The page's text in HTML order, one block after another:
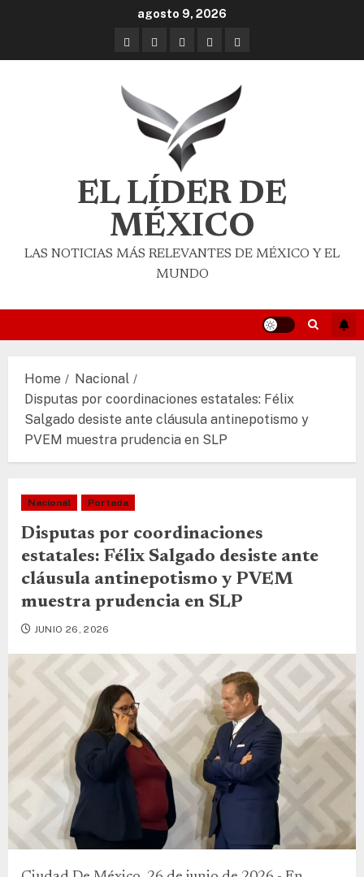
agosto 9, 2026
EL LÍDER DE
MÉXICO
LAS NOTICIAS MÁS RELEVANTES DE MÉXICO Y EL
MUNDO
Home
Nacional
Disputas por coordinaciones estatales: Félix
Salgado desiste ante cláusula antinepotismo y
PVEM muestra prudencia en SLP
Nacional Portada
Disputas por coordinaciones
estatales: Félix Salgado desiste ante
cláusula antinepotismo y PVEM
muestra prudencia en SLP
JUNIO 26, 2026